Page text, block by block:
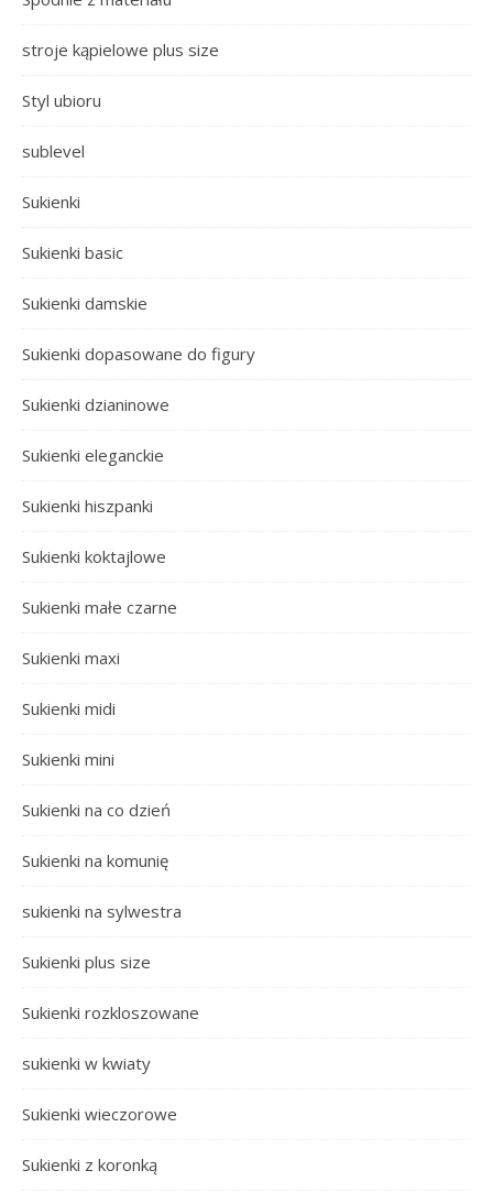
stroje kąpielowe plus size
Styl ubioru
sublevel
Sukienki
Sukienki basic
Sukienki damskie
Sukienki dopasowane do figury
Sukienki dzianinowe
Sukienki eleganckie
Sukienki hiszpanki
Sukienki koktajlowe
Sukienki małe czarne
Sukienki maxi
Sukienki midi
Sukienki mini
Sukienki na co dzień
Sukienki na komunię
sukienki na sylwestra
Sukienki plus size
Sukienki rozkloszowane
sukienki w kwiaty
Sukienki wieczorowe
Sukienki z koronką